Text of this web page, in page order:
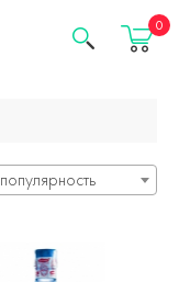
0
Корзина
популярность